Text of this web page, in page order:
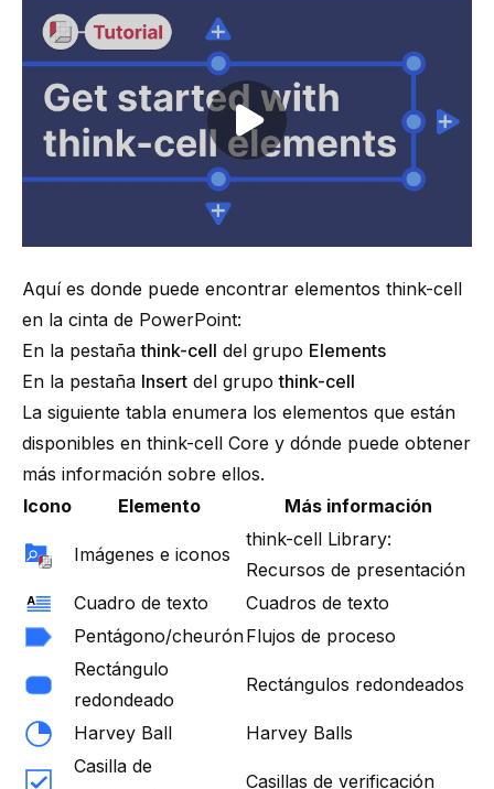
Play video
Aquí es donde puede encontrar elementos think-cell
en la cinta de PowerPoint:
En la pestañathink-cell del grupo Elements
En la pestaña Insert del grupothink-cell
La siguiente tabla enumera los elementos que están
disponibles en think-cell Core y dónde puede obtener
más información sobre ellos.
Icono
Elemento Más información
Imágenes e iconos
think-cell Library:
Recursos de presentación
Cuadro de texto
Cuadros de texto
Pentágono/cheurónFlujos de proceso
Rectángulo
redondeado
Rectángulos redondeados
Harvey Ball
Harvey Balls
Casilla de
Casillas de verificación